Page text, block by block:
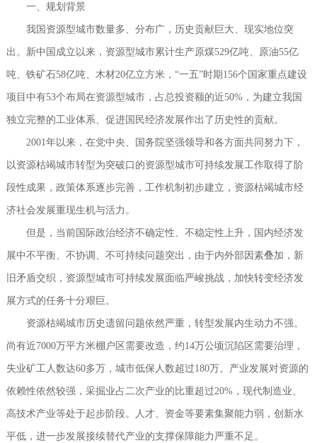
一、规划背景
我国资源型城市数量多、分布广，历史贡献巨大、现实地位突
出。新中国成立以来，资源型城市累计生产原煤529亿吨、原油55亿
吨、铁矿石58亿吨、木材20亿立方米，“一五”时期156个国家重点建设
项目中有53个布局在资源型城市，占总投资额的近50%，为建立我国
独立完整的工业体系、促进国民经济发展作出了历史性的贡献。
2001年以来，在党中央、国务院坚强领导和各方面共同努力下，
以资源枯竭城市转型为突破口的资源型城市可持续发展工作取得了阶
段性成果，政策体系逐步完善，工作机制初步建立，资源枯竭城市经
济社会发展重现生机与活力。
但是，当前国际政治经济不确定性、不稳定性上升，国内经济发
展中不平衡、不协调、不可持续问题突出，由于内外部因素叠加，新
旧矛盾交织，资源型城市可持续发展面临严峻挑战，加快转变经济发
展方式的任务十分艰巨。
资源枯竭城市历史遗留问题依然严重，转型发展内生动力不强。
尚有近7000万平方米棚户区需要改造，约14万公顷沉陷区需要治理，
失业矿工人数达60多万，城市低保人数超过180万。产业发展对资源的
依赖性依然较强，采掘业占二次产业的比重超过20%，现代制造业、
高技术产业等处于起步阶段。人才、资金等要素集聚能力弱，创新水
平低，进一步发展接续替代产业的支撑保障能力严重不足。